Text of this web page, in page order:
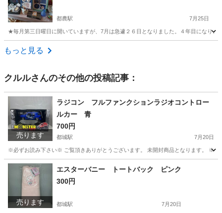
都農駅 7月25日
★毎月第三日曜日に開いていますが、7月は急遽２６日となりました。４年目になり
宮崎 児湯郡
もっと見る
クルルさんのその他の投稿記事：
売ります
ラジコン フルファンクションラジオコントロー
ルカー 青
700円
都城駅 7月20日
※必ずお読み下さい※ ご覧頂きありがとうございます。 未開封商品となります。 ※多
宮崎 都城市 都城駅 ハロー
売ります
エスターバニー トートバック ピンク
300円
都城駅 7月20日